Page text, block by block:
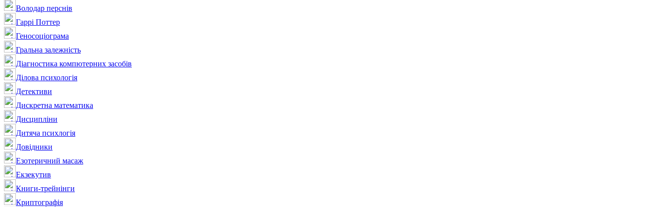
Володар перснів
Гаррі Поттер
Геносоціограма
Гральна залежність
Діагностика компютерних засобів
Ділова психологія
Детективи
Дискретна математика
Дисципліни
Дитяча психлогія
Довідники
Езотеричний масаж
Екзекутив
Книги-трейнінги
Криптографія